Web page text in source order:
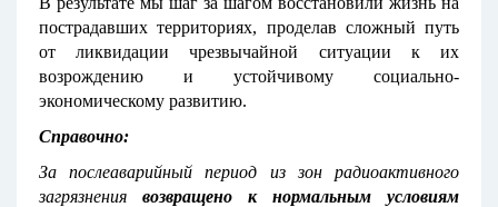
пострадавших территориях, проделав сложный путь
от ликвидации чрезвычайной ситуации к их
возрождению и устойчивому социально-
экономическому развитию.
Справочно:
За послеаварийный период из зон радиоактивного
загрязнения возвращено к нормальным условиям